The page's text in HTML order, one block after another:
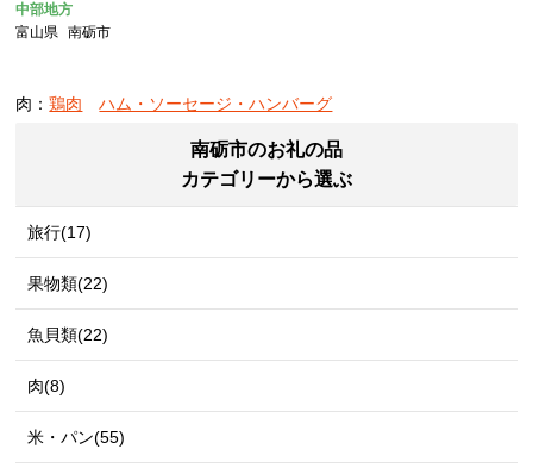
中部地方
富山県
南砺市
肉：鶏肉 ハム・ソーセージ・ハンバーグ
南砺市のお礼の品
カテゴリーから選ぶ
旅行(17)
果物類(22)
魚貝類(22)
肉(8)
米・パン(55)